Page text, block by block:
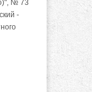
№ 73
-